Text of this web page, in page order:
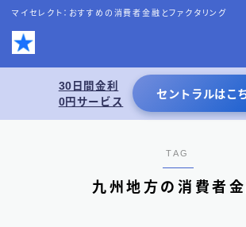
マイセレクト：おすすめの消費者金融とファクタリング
MENU
お問い合わせ
特定商取引法表記
30日間金利
0円サービス
セントラルはこ
TAG
九州地方の消費者